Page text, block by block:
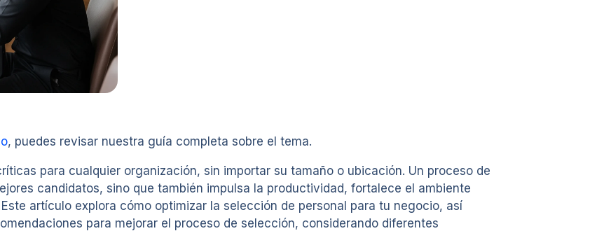
, puedes revisar nuestra guía completa sobre el tema.
para cualquier organización, sin importar su tamaño o ubicación. Un proceso de
candidatos, sino que también impulsa la productividad, fortalece el ambiente
artículo explora cómo optimizar la selección de personal para tu negocio, así
para mejorar el proceso de selección, considerando diferentes